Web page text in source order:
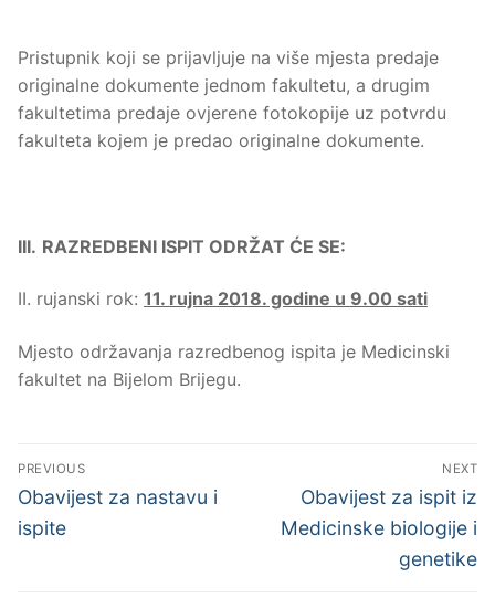
Pristupnik koji se prijavljuje na više mjesta predaje
originalne dokumente jednom fakultetu, a drugim
fakultetima predaje ovjerene fotokopije uz potvrdu
fakulteta kojem je predao originalne dokumente.
III. RAZREDBENI ISPIT ODRŽAT ĆE SE:
II. rujanski rok: 11. rujna 2018. godine u 9.00 sati
Mjesto održavanja razredbenog ispita je Medicinski
fakultet na Bijelom Brijegu.
Navigacija
objava
PREVIOUS
Previous
post:
Obavijest za nastavu i
ispite
NEXT
Next
post:
Obavijest za ispit iz
Medicinske biologije i
genetike